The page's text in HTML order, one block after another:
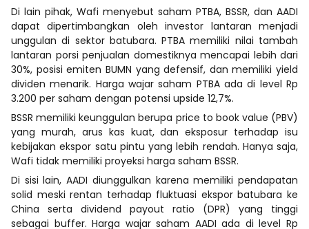
Di lain pihak, Wafi menyebut saham PTBA, BSSR, dan AADI
dapat dipertimbangkan oleh investor lantaran menjadi
unggulan di sektor batubara. PTBA memiliki nilai tambah
lantaran porsi penjualan domestiknya mencapai lebih dari
30%, posisi emiten BUMN yang defensif, dan memiliki yield
dividen menarik. Harga wajar saham PTBA ada di level Rp
3.200 per saham dengan potensi upside 12,7%.
BSSR memiliki keunggulan berupa price to book value (PBV)
yang murah, arus kas kuat, dan eksposur terhadap isu
kebijakan ekspor satu pintu yang lebih rendah. Hanya saja,
Wafi tidak memiliki proyeksi harga saham BSSR.
Di sisi lain, AADI diunggulkan karena memiliki pendapatan
solid meski rentan terhadap fluktuasi ekspor batubara ke
China serta dividend payout ratio (DPR) yang tinggi
sebagai buffer. Harga wajar saham AADI ada di level Rp